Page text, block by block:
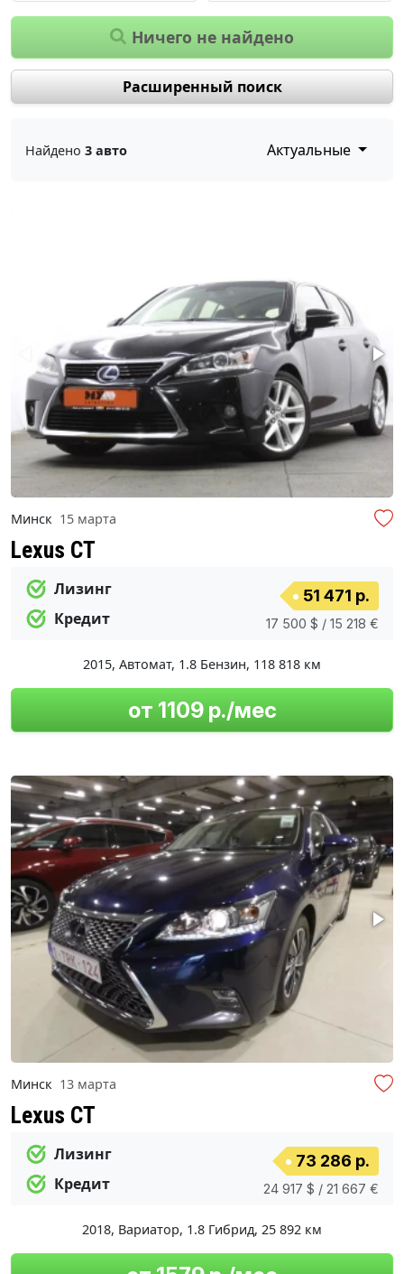
Ничего не найдено
Расширенный поиск
Найдено 3 авто Актуальные
Минск 15 марта
Lexus CT
Лизинг
Кредит
51 471 р.
17 500 $ / 15 218 €
2015, Автомат, 1.8 Бензин, 118 818 км
от 1109 р./мес
Минск 13 марта
Lexus CT
Лизинг
Кредит
73 286 р.
24 917 $ / 21 667 €
2018, Вариатор, 1.8 Гибрид, 25 892 км